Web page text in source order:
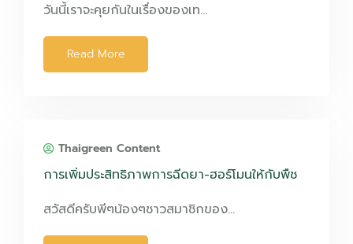
วันนี้เราจะคุยกันในเรื่องของเท…
Read More
Thaigreen Content
การเพิ่มประสิทธิภาพการฉีดยา-ฮอร์โมนให้กับพืช
สวัสดีครับพีๆน้องๆชาวสมาชิกของ…